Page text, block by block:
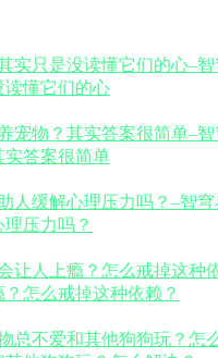
读懂它们的心
实答案很简单
压力吗？
怎么戒掉这种依赖？